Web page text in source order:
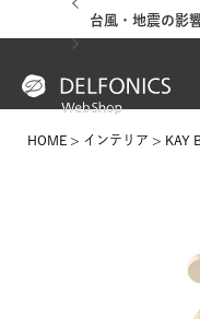
台風・地震の影
HOME インテリア KAY